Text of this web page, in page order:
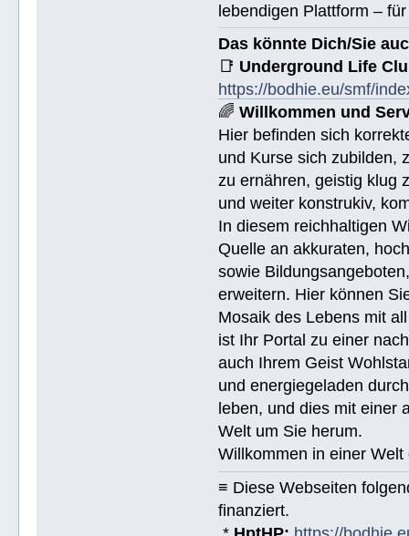
lebendigen Plattform –
Das könnte Dich/Sie
📑 Underground Life
https://bodhie.eu/smf/
🌈Willkommen und
Hier befinden sich
und Kurse sich zubilden,
zu ernähren, geistig klug
und weiter konstrukiv,
In diesem reichhaltigen
Quelle an akkuraten,
sowie
erweitern. Hier können
Mosaik des Lebens mit
ist Ihr Portal zu einer
auch Ihrem Geist
und energiegeladen
leben, und dies mit einer
Welt um Sie herum.
Willkommen in einer
≡ Diese Webseiten
finanziert.